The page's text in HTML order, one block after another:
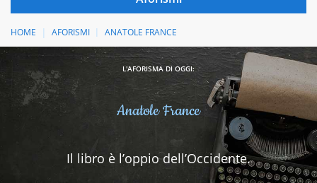
HOME AFORISMI ANATOLE FRANCE
L'AFORISMA DI OGGI:
Anatole France
Il libro è l’oppio dell’Occidente.